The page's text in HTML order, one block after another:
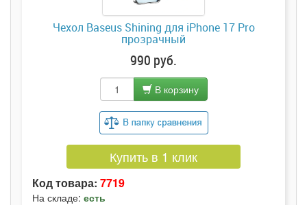
Чехол Baseus Shining для iPhone 17 Pro
прозрачный
990 руб.
В корзину
Купить в 1 клик
Код товара: 7719
На складе: есть